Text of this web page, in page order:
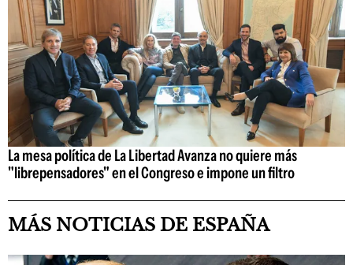
La mesa política de La Libertad Avanza no quiere más
"librepensadores" en el Congreso e impone un filtro
MÁS NOTICIAS DE ESPAÑA